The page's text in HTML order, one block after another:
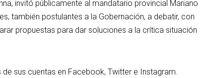
invitó públicamente al mandatario provincial Mariano
también postulantes a la Gobernación, a debatir, con
propuestas para dar soluciones a la crítica situación
sus cuentas en Facebook, Twitter e Instagram.